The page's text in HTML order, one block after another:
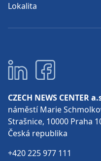
Lokalita
CZECH NEWS CENTER
náměstí Marie
Strašnice, 10000 Praha
Česká republika
+420 225 977 111